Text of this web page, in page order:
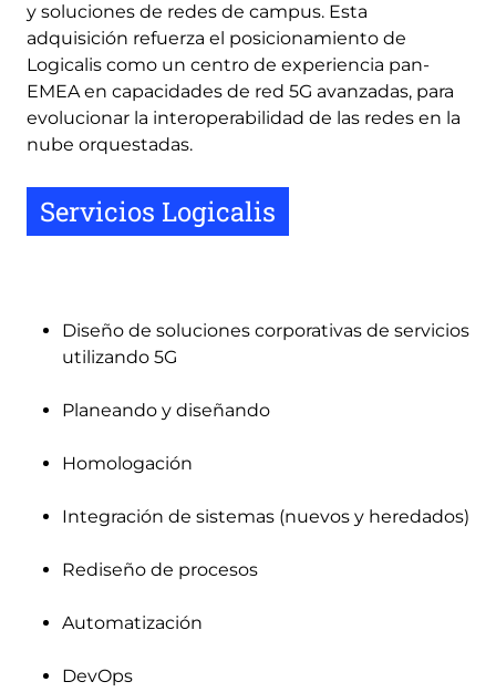
y soluciones de redes de campus. Esta
adquisición refuerza el posicionamiento de
Logicalis como un centro de experiencia pan-
EMEA en capacidades de red 5G avanzadas, para
evolucionar la interoperabilidad de las redes en la
nube orquestadas.
Servicios Logicalis
Diseño de soluciones corporativas de servicios
utilizando 5G
Planeando y diseñando
Homologación
Integración de sistemas (nuevos y heredados)
Rediseño de procesos
Automatización
DevOps